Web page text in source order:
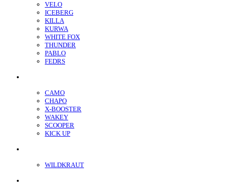
VELO
ICEBERG
KILLA
KURWA
WHITE FOX
THUNDER
PABLO
FEDRS
CAMO
CHAPO
X-BOOSTER
WAKEY
SCOOPER
KICK UP
WILDKRAUT